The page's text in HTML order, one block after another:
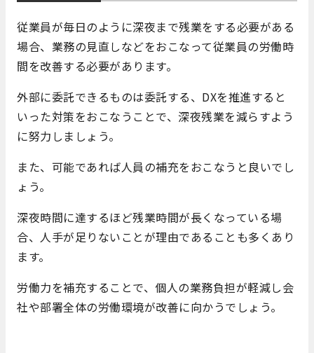
従業員が毎日のように深夜まで残業をする必要がある
場合、業務の見直しなどをおこなって従業員の労働時
間を改善する必要があります。
外部に委託できるものは委託する、DXを推進すると
いった対策をおこなうことで、深夜残業を減らすよう
に努力しましょう。
また、可能であれば人員の補充をおこなうと良いでし
ょう。
深夜時間に達するほど残業時間が長くなっている場
合、人手が足りないことが理由であることも多くあり
ます。
労働力を補充することで、個人の業務負担が軽減し会
社や部署全体の労働環境が改善に向かうでしょう。